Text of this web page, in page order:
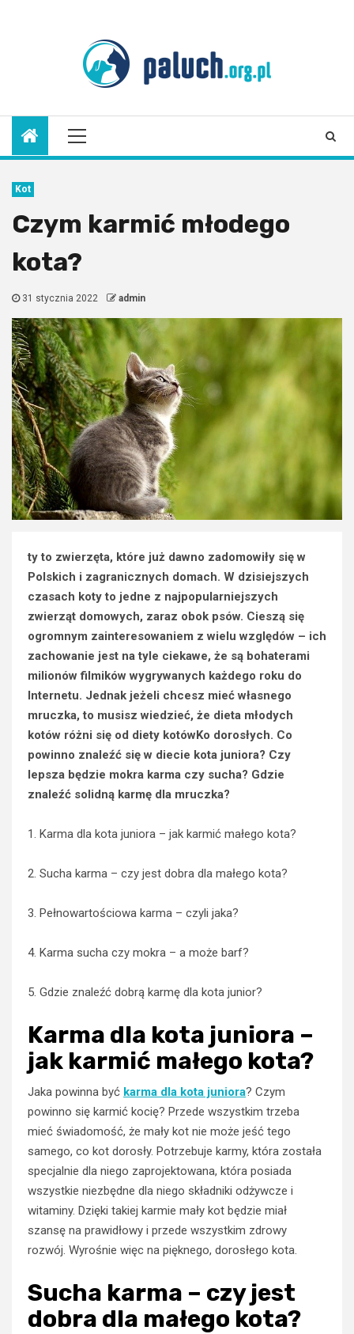
Primary
Menu
Kot
Czym karmić młodego
kota?
31 stycznia 2022 admin
ty to zwierzęta, które już dawno zadomowiły się w
Polskich i zagranicznych domach. W dzisiejszych
czasach koty to jedne z najpopularniejszych
zwierząt domowych, zaraz obok psów. Cieszą się
ogromnym zainteresowaniem z wielu względów – ich
zachowanie jest na tyle ciekawe, że są bohaterami
milionów filmików wygrywanych każdego roku do
Internetu. Jednak jeżeli chcesz mieć własnego
mruczka, to musisz wiedzieć, że dieta młodych
kotów różni się od diety kotówKo dorosłych. Co
powinno znaleźć się w diecie kota juniora? Czy
lepsza będzie mokra karma czy sucha? Gdzie
znaleźć solidną karmę dla mruczka?
1. Karma dla kota juniora – jak karmić małego kota?
2. Sucha karma – czy jest dobra dla małego kota?
3. Pełnowartościowa karma – czyli jaka?
4. Karma sucha czy mokra – a może barf?
5. Gdzie znaleźć dobrą karmę dla kota junior?
Karma dla kota juniora –
jak karmić małego kota?
Jaka powinna być karma dla kota juniora? Czym
powinno się karmić kocię? Przede wszystkim trzeba
mieć świadomość, że mały kot nie może jeść tego
samego, co kot dorosły. Potrzebuje karmy, która została
specjalnie dla niego zaprojektowana, która posiada
wszystkie niezbędne dla niego składniki odżywcze i
witaminy. Dzięki takiej karmie mały kot będzie miał
szansę na prawidłowy i przede wszystkim zdrowy
rozwój. Wyrośnie więc na pięknego, dorosłego kota.
Sucha karma – czy jest
dobra dla małego kota?